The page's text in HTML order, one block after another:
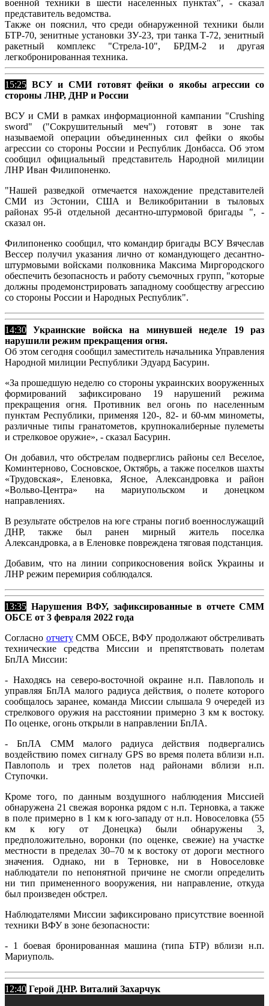
военной техники в шести населенных пунктах", - сказал
представитель ведомства.
Также он пояснил, что среди обнаруженной техники были
БТР-70, зенитные установки ЗУ-23, три танка Т-72, зенитный
ракетный комплекс "Стрела-10", БРДМ-2 и другая
легкобронированная техника.
15:25 ВСУ и СМИ готовят фейки о якобы агрессии со
стороны ЛНР, ДНР и России
ВСУ и СМИ в рамках информационной кампании "Crushing
sword" ("Сокрушительный меч") готовят в зоне так
называемой операции объединенных сил фейки о якобы
агрессии со стороны России и Республик Донбасса. Об этом
сообщил официальный представитель Народной милиции
ЛНР Иван Филипоненко.
"Нашей разведкой отмечается нахождение представителей
СМИ из Эстонии, США и Великобритании в тыловых
районах 95-й отдельной десантно-штурмовой бригады ", -
сказал он.
Филипоненко сообщил, что командир бригады ВСУ Вячеслав
Вессер получил указания лично от командующего десантно-
штурмовыми войсками полковника Максима Миргородского
обеспечить безопасность и работу съемочных групп, "которые
должны продемонстрировать западному сообществу агрессию
со стороны России и Народных Республик".
14:30
Украинские войска на минувшей неделе 19 раз
нарушили режим прекращения огня.
Об этом сегодня сообщил заместитель начальника Управления
Народной милиции Республики Эдуард Басурин.
«За прошедшую неделю со стороны украинских вооруженных
формирований зафиксировано 19 нарушений режима
прекращения огня. Противник вел огонь по населенным
пунктам Республики, применяя 120-, 82- и 60-мм минометы,
различные типы гранатометов, крупнокалиберные пулеметы
и стрелковое оружие», - сказал Басурин.
Он добавил, что обстрелам подверглись районы сел Веселое,
Коминтерново, Сосновское, Октябрь, а также поселков шахты
«Трудовская», Еленовка, Ясное, Александровка и район
«Вольво-Центра» на мариупольском и донецком
направлениях.
В результате обстрелов на юге страны погиб военнослужащий
ДНР, также был ранен мирный житель поселка
Александровка, а в Еленовке повреждена тяговая подстанция.
Добавим, что на линии соприкосновения войск Украины и
ЛНР режим перемирия соблюдался.
13:35 Нарушения ВФУ, зафиксированные в отчете СММ
ОБСЕ от 3 февраля 2022 года
Согласно отчетуСММ ОБСЕ, ВФУ продолжают обстреливать
технические средства Миссии и препятствовать полетам
БпЛА Миссии:
- Находясь на северо-восточной окраине н.п. Павлополь и
управляя БпЛА малого радиуса действия, о полете которого
сообщалось заранее, команда Миссии слышала 9 очередей из
стрелкового оружия на расстоянии примерно 3 км к востоку.
По оценке, огонь открыли в направлении БпЛА.
- БпЛА СММ малого радиуса действия подвергались
воздействию помех сигналу GPS во время полета вблизи н.п.
Павлополь и трех полетов над районами вблизи н.п.
Ступочки.
Кроме того, по данным воздушного наблюдения Миссией
обнаружена 21 свежая воронка рядом с н.п. Терновка, а также
в поле примерно в 1 км к юго-западу от н.п. Новоселовка (55
км к югу от Донецка) были обнаружены 3,
предположительно, воронки (по оценке, свежие) на участке
местности в пределах 30–70 м к востоку от дороги местного
значения. Однако, ни в Терновке, ни в Новоселовке
наблюдатели по непонятной причине не смогли определить
ни тип примененного вооружения, ни направление, откуда
был произведен обстрел.
Наблюдателями Миссии зафиксировано присутствие военной
техники ВФУ в зоне безопасности:
- 1 боевая бронированная машина (типа БТР) вблизи н.п.
Мариуполь.
12:40 Герой ДНР. Виталий Захарчук